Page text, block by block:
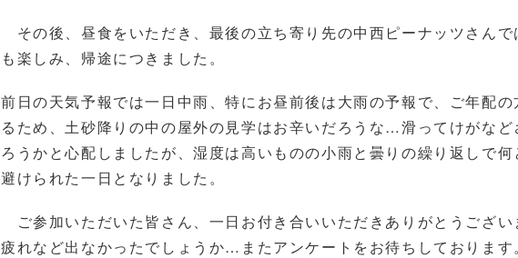
その後、昼食をいただき、最後の立ち寄り先の中西ピーナッツさんで
も楽しみ、帰途につきました。
前日の天気予報では一日中雨、特にお昼前後は大雨の予報で、ご年配の
るため、土砂降りの中の屋外の見学はお辛いだろうな…滑ってけがなど
ろうかと心配しましたが、湿度は高いものの小雨と曇りの繰り返しで何
避けられた一日となりました。
ご参加いただいた皆さん、一日お付き合いいただきありがとうござい
疲れなど出なかったでしょうか…またアンケートをお待ちしております